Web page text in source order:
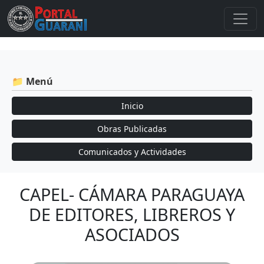
📁 Menú
Inicio
Obras Publicadas
Comunicados y Actividades
CAPEL- CÁMARA PARAGUAYA
DE EDITORES, LIBREROS Y
ASOCIADOS